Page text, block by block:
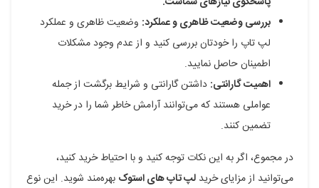
بررسی وضعیت ظاهری و عملکرد: وضعیت ظاهری و عملکرد
لپ تاپ را خودتان بررسی کنید و از عدم وجود مشکلات
اطمینان حاصل نمایید.
اهمیت گارانتی: داشتن گارانتی و شرایط برگشت از جمله
عواملی هستند که می‌توانند آرامش خاطر شما را در خرید
تضمین کنند.
در مجموع، اگر به این نکات توجه کنید و با احتیاط خرید کنید،
می‌توانید از مزایای خرید لپ تاپ های استوک بهره‌مند شوید. این نوع